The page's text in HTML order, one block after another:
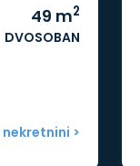
49 m2
DVOSOBAN
nekretnini >